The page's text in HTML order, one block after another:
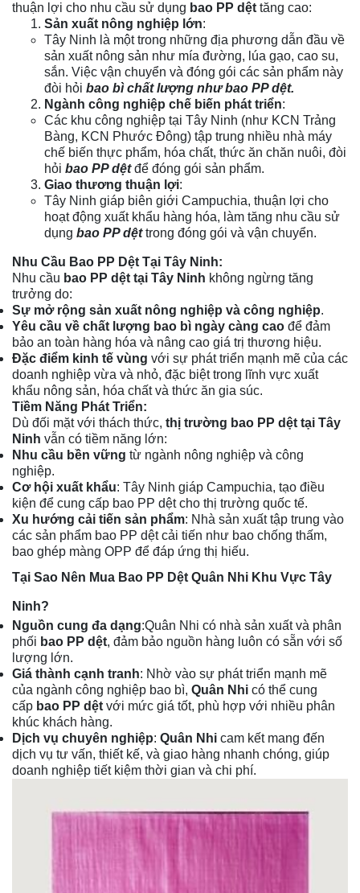
thuận lợi cho nhu cầu sử dụng bao PP dệt tăng cao:
Sản xuất nông nghiệp lớn:
Tây Ninh là một trong những địa phương dẫn đầu về
sản xuất nông sản như mía đường, lúa gạo, cao su,
sắn. Việc vận chuyển và đóng gói các sản phẩm này
đòi hỏi bao bì chất lượng như bao PP dệt.
Ngành công nghiệp chế biến phát triển:
Các khu công nghiệp tại Tây Ninh (như KCN Trảng
Bàng, KCN Phước Đông) tập trung nhiều nhà máy
chế biến thực phẩm, hóa chất, thức ăn chăn nuôi, đòi
hỏi bao PP dệtđể đóng gói sản phẩm.
Giao thương thuận lợi:
Tây Ninh giáp biên giới Campuchia, thuận lợi cho
hoạt động xuất khẩu hàng hóa, làm tăng nhu cầu sử
dụng bao PP dệttrong đóng gói và vận chuyển.
Nhu Cầu Bao PP Dệt Tại Tây Ninh:
Nhu cầu bao PP dệt tại Tây Ninh không ngừng tăng
trưởng do:
Sự mở rộng sản xuất nông nghiệp và công nghiệp.
Yêu cầu về chất lượng bao bì ngày càng cao để đảm
bảo an toàn hàng hóa và nâng cao giá trị thương hiệu.
Đặc điểm kinh tế vùng với sự phát triển mạnh mẽ của các
doanh nghiệp vừa và nhỏ, đặc biệt trong lĩnh vực xuất
khẩu nông sản, hóa chất và thức ăn gia súc.
Tiềm Năng Phát Triển:
Dù đối mặt với thách thức, thị trường bao PP dệt tại Tây
Ninh vẫn có tiềm năng lớn:
Nhu cầu bền vững từ ngành nông nghiệp và công
nghiệp.
Cơ hội xuất khẩu: Tây Ninh giáp Campuchia, tạo điều
kiện để cung cấp bao PP dệt cho thị trường quốc tế.
Xu hướng cải tiến sản phẩm: Nhà sản xuất tập trung vào
các sản phẩm bao PP dệt cải tiến như bao chống thấm,
bao ghép màng OPP để đáp ứng thị hiếu.
Tại Sao Nên Mua Bao PP Dệt Quân Nhi Khu Vực Tây
Ninh?
Nguồn cung đa dạng:Quân Nhi có nhà sản xuất và phân
phối bao PP dệt, đảm bảo nguồn hàng luôn có sẵn với số
lượng lớn.
Giá thành cạnh tranh: Nhờ vào sự phát triển mạnh mẽ
của ngành công nghiệp bao bì, Quân Nhi có thể cung
cấp bao PP dệt với mức giá tốt, phù hợp với nhiều phân
khúc khách hàng.
Dịch vụ chuyên nghiệp: Quân Nhi cam kết mang đến
dịch vụ tư vấn, thiết kế, và giao hàng nhanh chóng, giúp
doanh nghiệp tiết kiệm thời gian và chi phí.